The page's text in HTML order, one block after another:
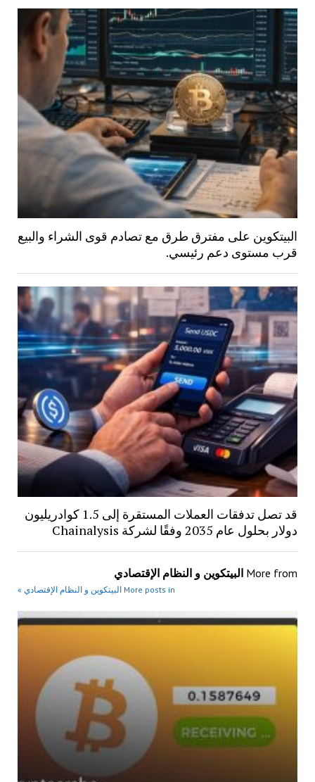
البيتكوين على مفترق طرق مع تصادم قوى الشراء والبيع
قرب مستوى دعم رئيسي.
قد تصل تدفقات العملات المستقرة إلى 1.5 كوادريليون
دولار بحلول عام 2035 وفقًا لشركة Chainalysis
More from البيتكوين و النظام الإقتصادي
More posts in البيتكوين و النظام الإقتصادي »